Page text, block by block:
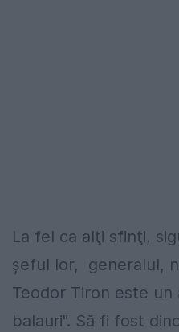
La fel ca alţi sfinţi,
şeful lor, generalul,
Teodor Tiron este
balauri". Să fi fost